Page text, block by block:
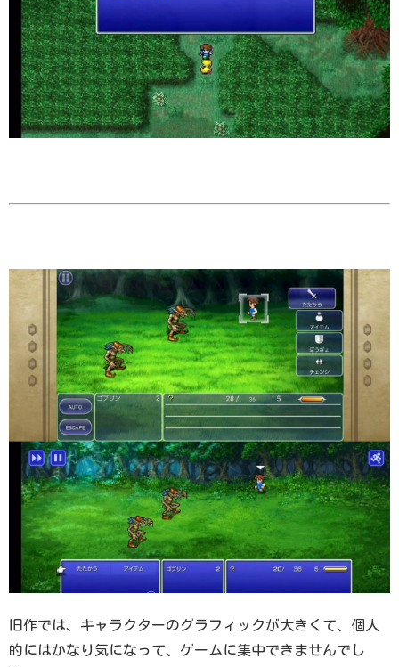
旧作では、キャラクターのグラフィックが大きくて、個人
的にはかなり気になって、ゲームに集中できませんでし